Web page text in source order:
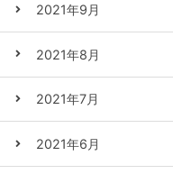
2021年9月
2021年8月
2021年7月
2021年6月